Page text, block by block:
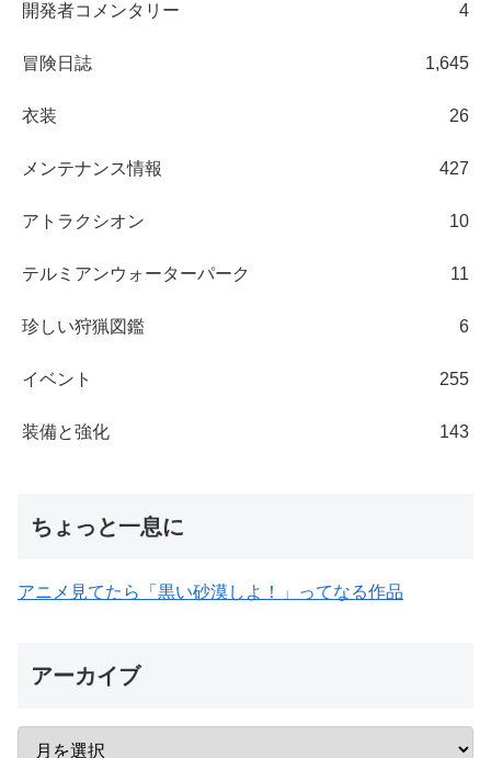
開発者コメンタリー 4
冒険日誌 1,645
衣装 26
メンテナンス情報 427
アトラクシオン 10
テルミアンウォーターパーク 11
珍しい狩猟図鑑 6
イベント 255
装備と強化 143
ちょっと一息に
アニメ見てたら「黒い砂漠しよ！」ってなる作品
アーカイブ